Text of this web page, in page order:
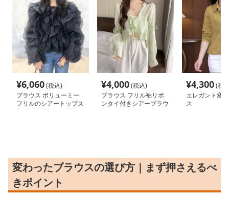
¥6,060(税込)
ブラウス ボリューミー
フリルのシアートップス
¥4,000(税込)
ブラウス フリル袖リボ
ンタイ付きシアーブラウ
¥4,300(税
エレガント変
ス
変わったブラウスの選び方｜まず押さえるべ
きポイント